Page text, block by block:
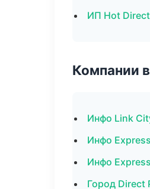
ИП Hot
Компании
Инфо Link
Инфо
Инфо
Город Direct